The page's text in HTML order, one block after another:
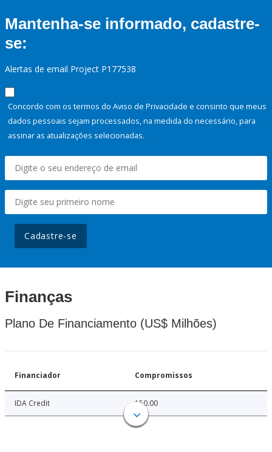
Mantenha-se informado, cadastre-
se:
Alertas de email Project P177538
Concordo com os termos do Aviso de Privacidade e consinto que meus
dados pessoais sejam processados, na medida do necessário, para
assinar as atualizações selecionadas.
Cadastre-se
Finanças
Plano De Financiamento (US$ Milhões)
Financiador Compromissos
IDA Credit 150.00